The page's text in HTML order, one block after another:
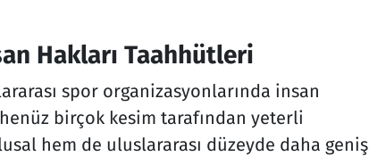
Hakları Taahhütleri
spor organizasyonlarında insan
birçok kesim tarafından yeterli
hem de uluslararası düzeyde daha geniş